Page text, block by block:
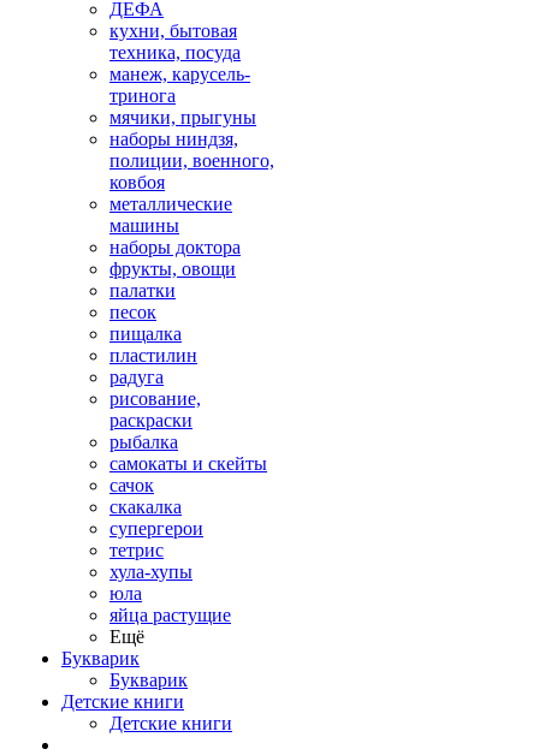
ДЕФА
кухни, бытовая
техника, посуда
манеж, карусель-
тринога
мячики, прыгуны
наборы ниндзя,
полиции, военного,
ковбоя
металлические
машины
наборы доктора
фрукты, овощи
палатки
песок
пищалка
пластилин
радуга
рисование,
раскраски
рыбалка
самокаты и скейты
сачок
скакалка
супергерои
тетрис
хула-хупы
юла
яйца растущие
Ещё
Букварик
Букварик
Детские книги
Детские книги